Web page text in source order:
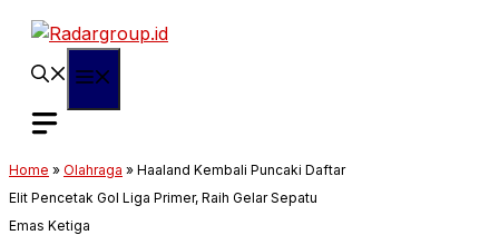
Langsung
Home » Olahraga » Haaland Kembali Puncaki Daftar
Elit Pencetak Gol Liga Primer, Raih Gelar Sepatu
Emas Ketiga